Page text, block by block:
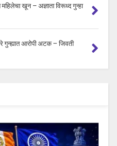
खून – अज्ञाता विरूध्द गुन्हा
गुन्ह्यात आरोपी अटक – जिवती